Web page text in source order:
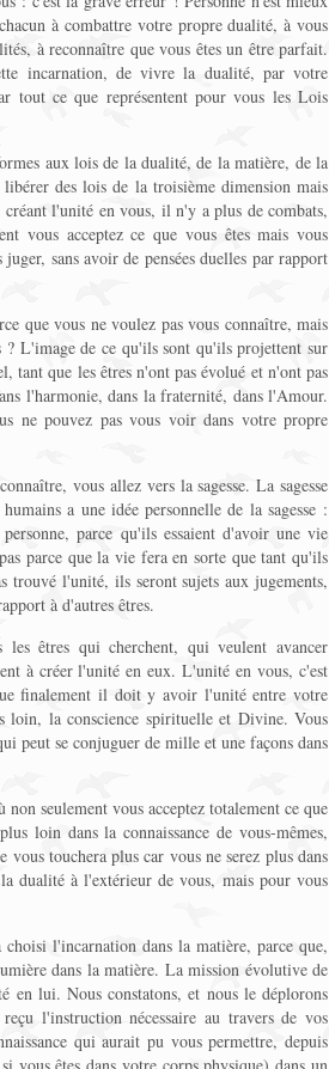
à combattre votre propre dualité, à vous
à reconnaître que vous êtes un être parfait.
incarnation, de vivre la dualité, par votre
tout ce que représentent pour vous les Lois
aux lois de la dualité, de la matière, de la
des lois de la troisième dimension mais
l'unité en vous, il n'y a plus de combats,
vous acceptez ce que vous êtes mais vous
sans avoir de pensées duelles par rapport
que vous ne voulez pas vous connaître, mais
? L'image de ce qu'ils sont qu'ils projettent sur
tant que les êtres n'ont pas évolué et n'ont pas
l'harmonie, dans la fraternité, dans l'Amour.
ne pouvez pas vous voir dans votre propre
vous allez vers la sagesse. La sagesse
a une idée personnelle de la sagesse :
parce qu'ils essaient d'avoir une vie
parce que la vie fera en sorte que tant qu'ils
l'unité, ils seront sujets aux jugements,
à d'autres êtres.
êtres qui cherchent, qui veulent avancer
à créer l'unité en eux. L'unité en vous, c'est
finalement il doit y avoir l'unité entre votre
loin, la conscience spirituelle et Divine. Vous
peut se conjuguer de mille et une façons dans
seulement vous acceptez totalement ce que
loin dans la connaissance de vous-mêmes,
touchera plus car vous ne serez plus dans
dualité à l'extérieur de vous, mais pour vous
l'incarnation dans la matière, parce que,
dans la matière. La mission évolutive de
en lui. Nous constatons, et nous le déplorons
l'instruction nécessaire au travers de vos
qui aurait pu vous permettre, depuis